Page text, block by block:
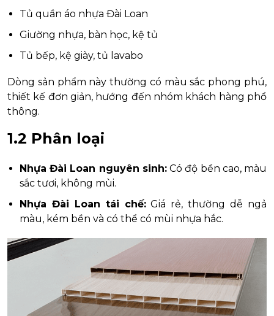
Tủ quần áo nhựa Đài Loan
Giường nhựa, bàn học, kệ tủ
Tủ bếp, kệ giày, tủ lavabo
Dòng sản phẩm này thường có màu sắc phong phú,
thiết kế đơn giản, hướng đến nhóm khách hàng phổ
thông.
1.2 Phân loại
Nhựa Đài Loan nguyên sinh:Có độ bền cao, màu
sắc tươi, không mùi.
Nhựa Đài Loan tái chế:Giá rẻ, thường dễ ngả
màu, kém bền và có thể có mùi nhựa hắc.